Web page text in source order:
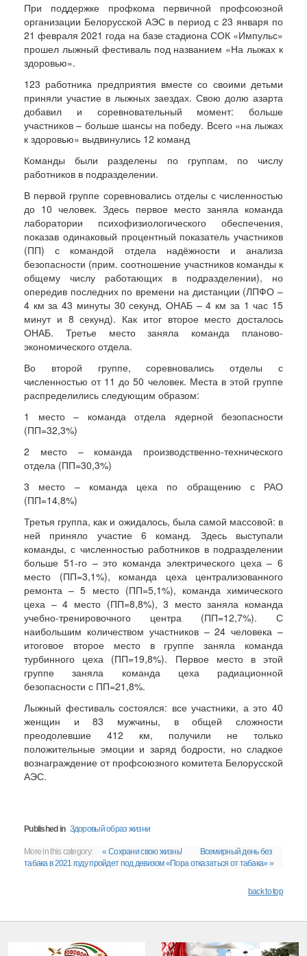
При поддержке профкома первичной профсоюзной
организации Белорусской АЭС в период с 23 января по
21 февраля 2021 года на базе стадиона СОК «Импульс»
прошел лыжный фестиваль под названием «На лыжах к
здоровью».
123 работника предприятия вместе со своими детьми
приняли участие в лыжных заездах. Свою долю азарта
добавил и соревновательный момент: больше
участников – больше шансы на победу. Всего «на лыжах
к здоровью» выдвинулись 12 команд
Команды были разделены по группам, по числу
работников в подразделении.
В первой группе соревновались отделы с численностью
до 10 человек. Здесь первое место заняла команда
лаборатории психофизиологического обеспечения,
показав одинаковый процентный показатель участников
(ПП) с командой отдела надёжности и анализа
безопасности (прим. соотношение участников команды к
общему числу работающих в подразделении), но
опередив последних по времени на дистанции (ЛПФО –
4 км за 43 минуты 30 секунд, ОНАБ – 4 км за 1 час 15
минут и 8 секунд). Как итог второе место досталось
ОНАБ. Третье место заняла команда планово-
экономического отдела.
Во второй группе, соревновались отделы с
численностью от 11 до 50 человек. Места в этой группе
распределились следующим образом:
1 место – команда отдела ядерной безопасности
(ПП=32,3%)
2 место – команда производственно-технического
отдела (ПП=30,3%)
3 место – команда цеха по обращению с РАО
(ПП=14,8%)
Третья группа, как и ожидалось, была самой массовой: в
ней приняло участие 6 команд. Здесь выступали
команды, с численностью работников в подразделении
больше 51-го – это команда электрического цеха – 6
место (ПП=3,1%), команда цеха централизованного
ремонта – 5 место (ПП=5,1%), команда химического
цеха – 4 место (ПП=8,8%), 3 место заняла команда
учебно-тренировочного центра (ПП=12,7%). С
наибольшим количеством участников – 24 человека –
итоговое второе место в группе заняла команда
турбинного цеха (ПП=19,8%). Первое место в этой
группе заняла команда цеха радиационной
безопасности с ПП=21,8%.
Лыжный фестиваль состоялся: все участники, а это 40
женщин и 83 мужчины, в общей сложности
преодолевшие 412 км, получили не только
положительные эмоции и заряд бодрости, но сладкое
вознаграждение от профсоюзного комитета Белорусской
АЭС.
Published in Здоровый образ жизни
More in this category: « Сохрани свою жизнь!
Всемирный день без
табака в 2021 году пройдет под девизом «Пора отказаться от табака» »
back to top